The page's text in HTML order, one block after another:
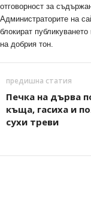
отговорност за
Администраторите на
блокират
на добрия тон.
предишна статия
Печка на дърва
къща, гасиха и
сухи треви